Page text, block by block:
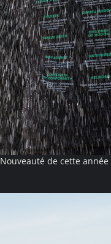
Nouveauté de cette